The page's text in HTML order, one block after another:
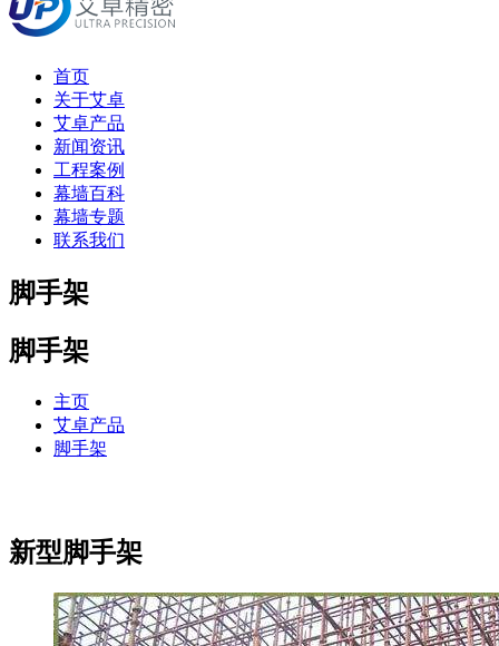
首页
关于艾卓
艾卓产品
新闻资讯
工程案例
幕墙百科
幕墙专题
联系我们
脚手架
脚手架
主页
艾卓产品
脚手架
新型脚手架